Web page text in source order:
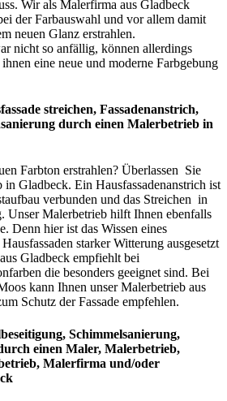
Wir als Malerfirma aus Gladbeck
der Farbauswahl und vor allem damit
neuen Glanz erstrahlen.
nicht so anfällig, können allerdings
eine neue und moderne Farbgebung
streichen, Fassadenanstrich,
durch einen Malerbetrieb in
Farbton erstrahlen? Überlassen Sie
in Gladbeck. Ein Hausfassadenanstrich ist
verbunden und das Streichen in
Unser Malerbetrieb hilft Ihnen ebenfalls
Denn hier ist das Wissen eines
starker Witterung ausgesetzt
Gladbeck empfiehlt bei
die besonders geeignet sind. Bei
kann Ihnen unser Malerbetrieb aus
Schutz der Fassade empfehlen.
Schimmelsanierung,
einen Maler, Malerbetrieb,
Malerfirma und/oder